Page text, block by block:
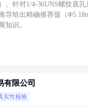
。针对1/4-36UNS螺纹底孔
导给出精确推荐值（
知识。
有限公司
实性核验